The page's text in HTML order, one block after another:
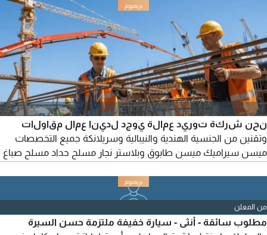
نحن شركة توريد عمالة يوجد لدينا عمال مقاولات
وتقنين من الجنسية الهندية والنيبالية وسريلانكة جميع التخصصات
ميسن سيراميك ميسن طابوق وبلاستر نجار مسلح حداد مسلح صباغ
من المعلن
مطلوب سائقة - أنثى - سيارة خفيفة ملتزمة حسن السيرة